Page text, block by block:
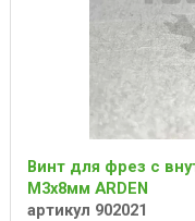
Винт для фрез с
M3x8мм ARDEN
артикул 902021